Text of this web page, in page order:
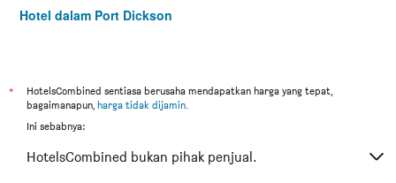
Hotel dalam Port Dickson
*
HotelsCombined sentiasa berusaha mendapatkan harga yang tepat,
bagaimanapun, harga tidak dijamin.
Ini sebabnya:
HotelsCombined bukan pihak penjual.